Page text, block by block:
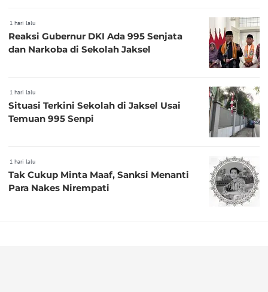
1 hari lalu
Reaksi Gubernur DKI Ada 995 Senjata
dan Narkoba di Sekolah Jaksel
1 hari lalu
Situasi Terkini Sekolah di Jaksel Usai
Temuan 995 Senpi
1 hari lalu
Tak Cukup Minta Maaf, Sanksi Menanti
Para Nakes Nirempati